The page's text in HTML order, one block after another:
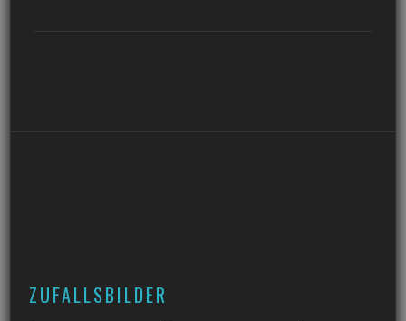
ZUFALLSBILDER